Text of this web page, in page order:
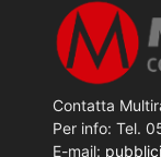
Contatta
Per info: Tel.
E-mail: